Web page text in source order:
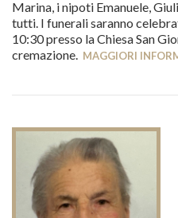
Marina, i nipoti Emanuele,
tutti. I funerali saranno
10:30 presso la Chiesa San
cremazione. MAGGIORI